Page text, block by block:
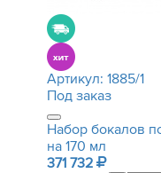
Артикул: 1885/1
Под заказ
Набор бокалов
на 170 мл
371 732